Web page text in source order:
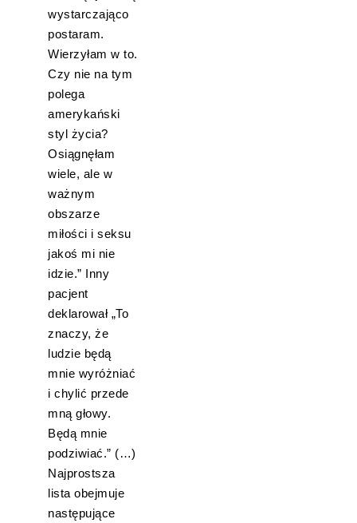
wystarczająco
postaram.
Wierzyłam w to.
Czy nie na tym
polega
amerykański
styl życia?
Osiągnęłam
wiele, ale w
ważnym
obszarze
miłości i seksu
jakoś mi nie
idzie.” Inny
pacjent
deklarował „To
znaczy, że
ludzie będą
mnie wyróżniać
i chylić przede
mną głowy.
Będą mnie
podziwiać.” (…)
Najprostsza
lista obejmuje
następujące